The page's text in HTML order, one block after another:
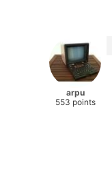
arpu
553 points